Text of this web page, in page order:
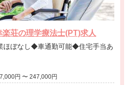
荘の理学療法士(PT)求人
月給 187,000円 〜 247,000円